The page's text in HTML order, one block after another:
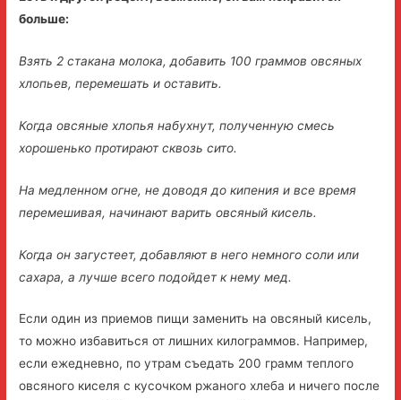
больше:
Взять 2 стакана молока, добавить 100 граммов овсяных
хлопьев, перемешать и оставить.
Когда овсяные хлопья набухнут, полученную смесь
хорошенько протирают сквозь сито.
На медленном огне, не доводя до кипения и все время
перемешивая, начинают варить овсяный кисель.
Когда он загустеет, добавляют в него немного соли или
сахара, а лучше всего подойдет к нему мед.
Если один из приемов пищи заменить на овсяный кисель,
то можно избавиться от лишних килограммов. Например,
если ежедневно, по утрам съедать 200 грамм теплого
овсяного киселя с кусочком ржаного хлеба и ничего после